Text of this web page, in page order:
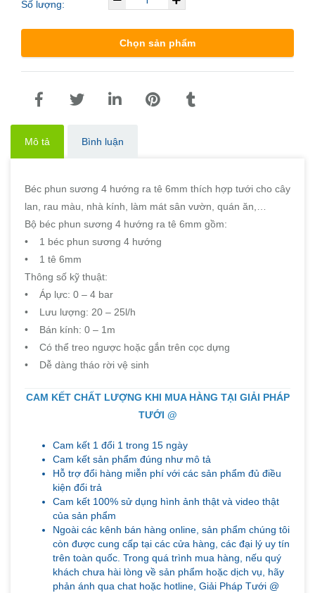
Số lượng:
Chọn sản phẩm
Mô tả Bình luận
Béc phun sương 4 hướng ra tê 6mm thích hợp tưới cho cây
lan, rau màu, nhà kính, làm mát sân vườn, quán ăn,…
Bộ béc phun sương 4 hướng ra tê 6mm gồm:
• 1 béc phun sương 4 hướng
• 1 tê 6mm
Thông số kỹ thuật:
• Áp lực: 0 – 4 bar
• Lưu lượng: 20 – 25l/h
• Bán kính: 0 – 1m
• Có thể treo ngược hoặc gắn trên cọc dựng
• Dễ dàng tháo rời vệ sinh
CAM KẾT CHẤT LƯỢNG KHI MUA HÀNG TẠI GIẢI PHÁP
TƯỚI @
Cam kết 1 đổi 1 trong 15 ngày
Cam kết sản phẩm đúng như mô tả
Hỗ trợ đổi hàng miễn phí với các sản phẩm đủ điều
kiện đổi trả
Cam kết 100% sử dụng hình ảnh thật và video thật
của sản phẩm
Ngoài các kênh bán hàng online, sản phẩm chúng tôi
còn được cung cấp tại các cửa hàng, các đại lý uy tín
trên toàn quốc. Trong quá trình mua hàng, nếu quý
khách chưa hài lòng về sản phẩm hoặc dịch vụ, hãy
phản ánh qua chat hoặc hotline, Giải Pháp Tưới @